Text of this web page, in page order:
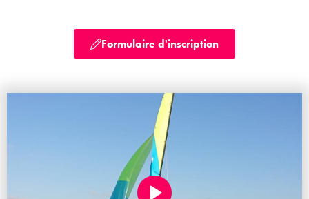
Formulaire d'inscription